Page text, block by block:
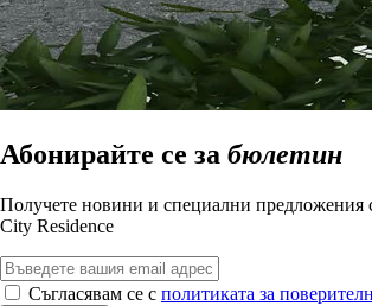
Абонирайте се за бюлетин
Получете новини и специални предложения
City Residence
Съгласявам се с политиката за